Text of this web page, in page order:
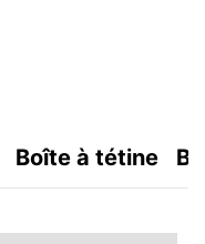
Boîte à tétine